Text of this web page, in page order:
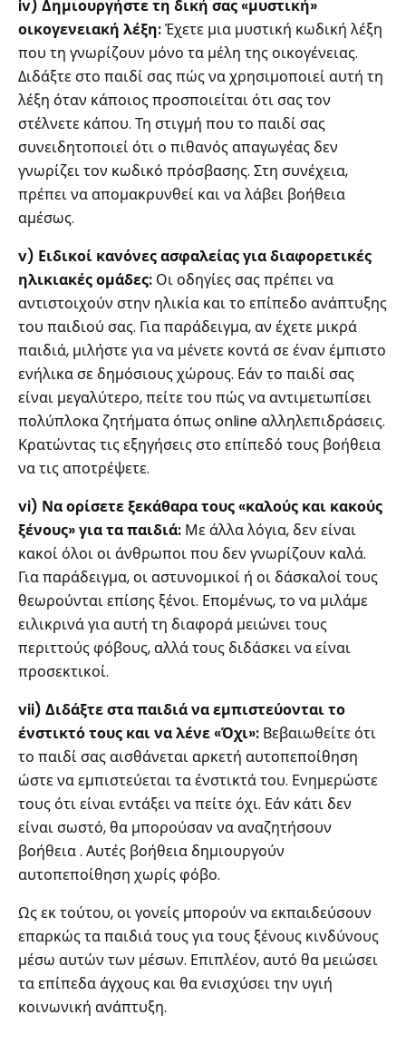
iv) Δημιουργήστε τη δική σας «μυστική»
οικογενειακή λέξη:Έχετε μια μυστική κωδική λέξη
που τη γνωρίζουν μόνο τα μέλη της οικογένειας.
Διδάξτε στο παιδί σας πώς να χρησιμοποιεί αυτή τη
λέξη όταν κάποιος προσποιείται ότι σας τον
στέλνετε κάπου. Τη στιγμή που το παιδί σας
συνειδητοποιεί ότι ο πιθανός απαγωγέας δεν
γνωρίζει τον κωδικό πρόσβασης. Στη συνέχεια,
πρέπει να απομακρυνθεί και να λάβει βοήθεια
αμέσως.
v) Ειδικοί κανόνες ασφαλείας για διαφορετικές
ηλικιακές ομάδες: Οι οδηγίες σας πρέπει να
αντιστοιχούν στην ηλικία και το επίπεδο ανάπτυξης
του παιδιού σας. Για παράδειγμα, αν έχετε μικρά
παιδιά, μιλήστε για να μένετε κοντά σε έναν έμπιστο
ενήλικα σε δημόσιους χώρους. Εάν το παιδί σας
είναι μεγαλύτερο, πείτε του πώς να αντιμετωπίσει
πολύπλοκα ζητήματα όπως online αλληλεπιδράσεις.
Κρατώντας τις εξηγήσεις στο επίπεδό τους βοήθεια
να τις αποτρέψετε.
vi) Να ορίσετε ξεκάθαρα τους «καλούς και κακούς
ξένους» για τα παιδιά: Με άλλα λόγια, δεν είναι
κακοί όλοι οι άνθρωποι που δεν γνωρίζουν καλά.
Για παράδειγμα, οι αστυνομικοί ή οι δάσκαλοί τους
θεωρούνται επίσης ξένοι. Επομένως, το να μιλάμε
ειλικρινά για αυτή τη διαφορά μειώνει τους
περιττούς φόβους, αλλά τους διδάσκει να είναι
προσεκτικοί.
vii) Διδάξτε στα παιδιά να εμπιστεύονται το
ένστικτό τους και να λένε «Όχι»: Βεβαιωθείτε ότι
το παιδί σας αισθάνεται αρκετή αυτοπεποίθηση
ώστε να εμπιστεύεται τα ένστικτά του. Ενημερώστε
τους ότι είναι εντάξει να πείτε όχι. Εάν κάτι δεν
είναι σωστό, θα μπορούσαν να αναζητήσουν
βοήθεια . Αυτές βοήθεια δημιουργούν
αυτοπεποίθηση χωρίς φόβο.
Ως εκ τούτου, οι γονείς μπορούν να εκπαιδεύσουν
επαρκώς τα παιδιά τους για τους ξένους κινδύνους
μέσω αυτών των μέσων. Επιπλέον, αυτό θα μειώσει
τα επίπεδα άγχους και θα ενισχύσει την υγιή
κοινωνική ανάπτυξη.